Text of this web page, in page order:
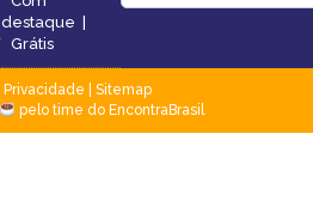
destaque
Grátis
Privacidade
Sitemap
pelo time do EncontraBrasil